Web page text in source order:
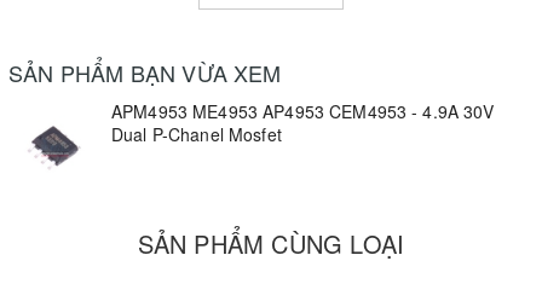
SẢN PHẨM BẠN VỪA XEM
APM4953 ME4953 AP4953 CEM4953 - 4.9A 30V
Dual P-Chanel Mosfet
SẢN PHẨM CÙNG LOẠI